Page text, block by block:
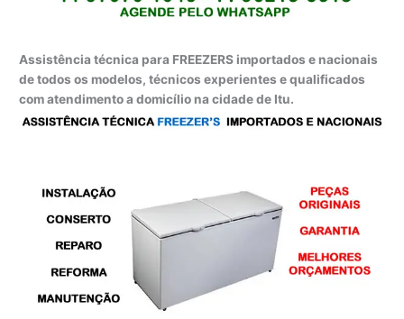
Assistência técnica para FREEZERS importados e nacionais
de todos os modelos, técnicos experientes e qualificados
com atendimento a domicílio na cidade de Itu.